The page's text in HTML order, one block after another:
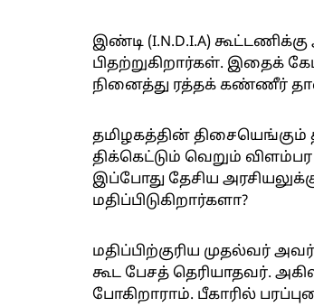
இண்டி (I.N.D.I.A)
பிதற்றுகிறார்கள். இதைக்
நினைத்து ரத்தக் கண்ணீர்
தமிழகத்தின் திசையெங்கும்
திக்கெட்டும் வெறும்
இப்போது தேசிய
மதிப்பிடுகிறார்களா?
மதிப்பிற்குரிய முதல்வர்
கூட பேசத் தெரியாதவர்.
போகிறாராம். பீகாரில்